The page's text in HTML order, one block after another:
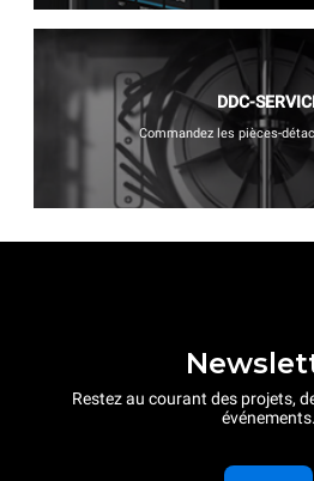
DDC-
Commandez les pièces-
Restez au courant des projets,
événements.